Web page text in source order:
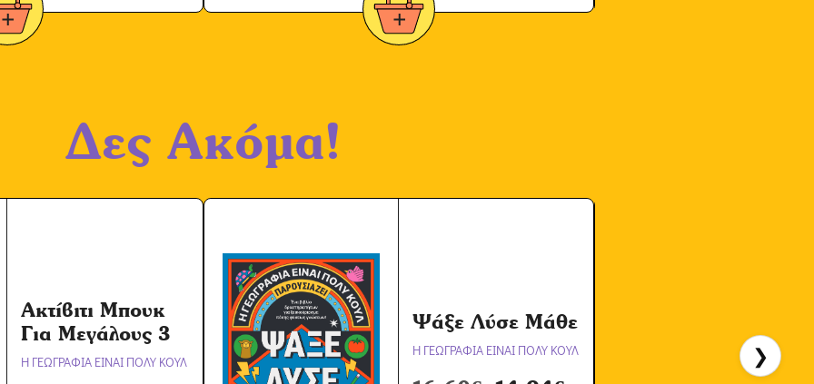
Δες Ακόμα!
Ακτίβιτι Μπουκ
Για Μεγάλους 3
Η ΓΕΩΓΡΑΦΙΑ ΕΙΝΑΙ ΠΟΛΥ ΚΟΥΛ
Ψάξε Λύσε Μάθε
Η ΓΕΩΓΡΑΦΙΑ ΕΙΝΑΙ ΠΟΛΥ ΚΟΥΛ ❯